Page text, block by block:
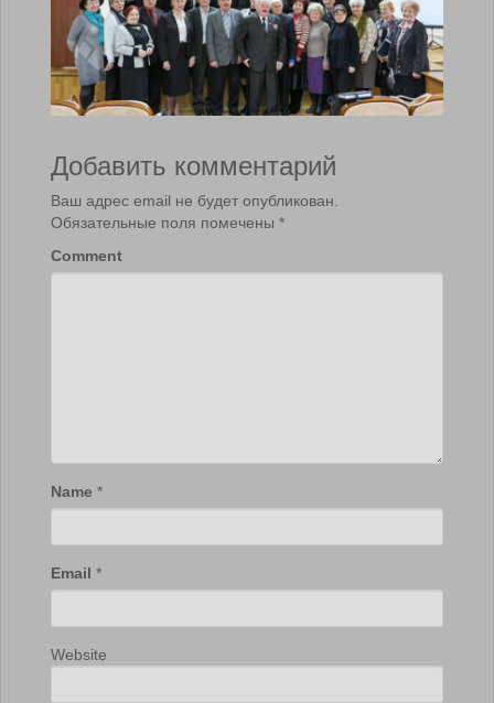
Добавить комментарий
Ваш адрес email не будет опубликован.
Обязательные поля помечены *
Comment
Name *
Email *
Website